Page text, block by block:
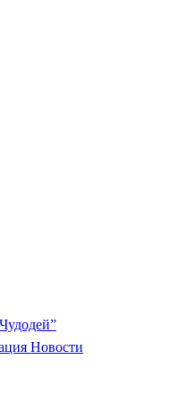
Новости